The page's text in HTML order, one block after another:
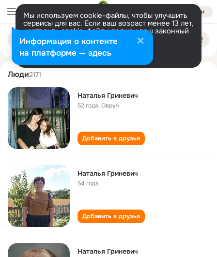
Войти
Мы используем cookie-файлы, чтобы улучшить
сервисы для вас. Если ваш возраст менее 13 лет,
настроить cookie-файлы должен ваш законный
представитель. Больше информации
Разрешить все Настроить
Поиск
людям
natalya grinevich
Люди2171
Наталья Гриневич
52 года,Овруч
Добавить в друзья
Наталья Гриневич
54 года
Добавить в друзья
Наталья Гриневич
Информация о контенте
на платформе — здесь